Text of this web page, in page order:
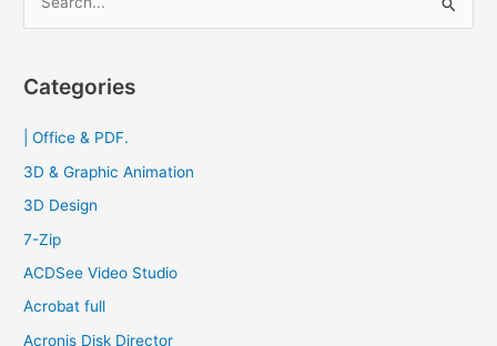
r
f
o
Categories
| Office & PDF.
3D & Graphic Animation
3D Design
7-Zip
ACDSee Video Studio
Acrobat full
Acronis Disk Director